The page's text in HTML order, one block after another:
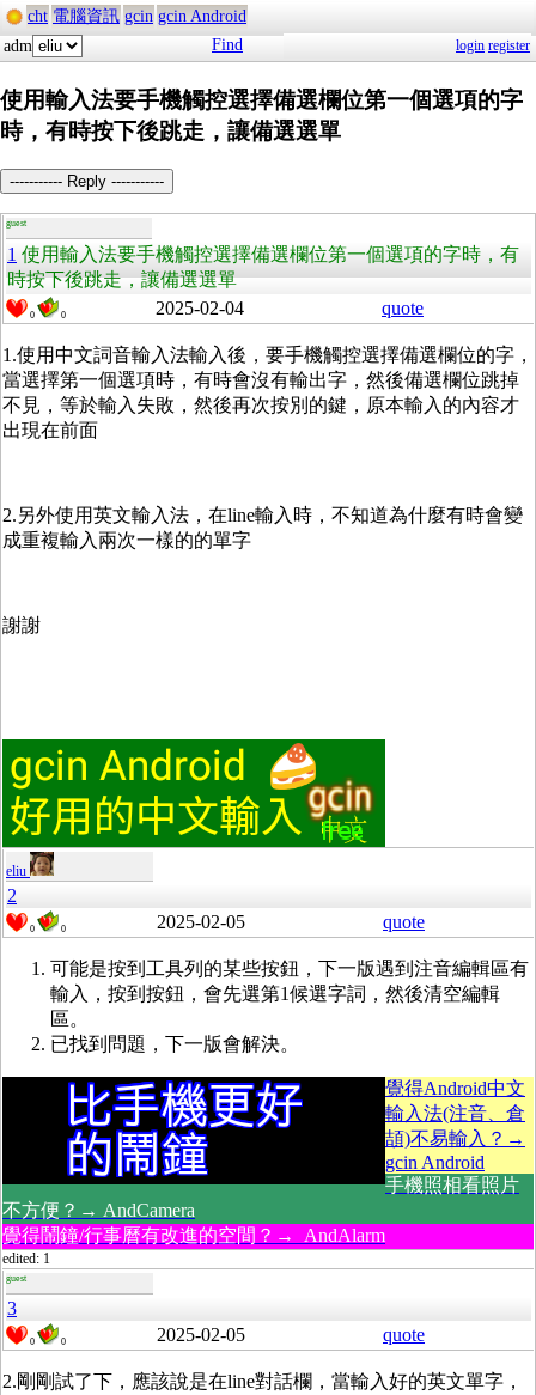
cht 電腦資訊 gcin gcin Android
adm
Find login register
使用輸入法要手機觸控選擇備選欄位第一個選項的字
時，有時按下後跳走，讓備選選單
----------- Reply -----------
guest
1 使用輸入法要手機觸控選擇備選欄位第一個選項的字時，有
時按下後跳走，讓備選選單
0 0 2025-02-04 quote
1.使用中文詞音輸入法輸入後，要手機觸控選擇備選欄位的字，
當選擇第一個選項時，有時會沒有輸出字，然後備選欄位跳掉
不見，等於輸入失敗，然後再次按別的鍵，原本輸入的內容才
出現在前面
2.另外使用英文輸入法，在line輸入時，不知道為什麼有時會變
成重複輸入兩次一樣的的單字
謝謝
eliu
2
0 0 2025-02-05 quote
可能是按到工具列的某些按鈕，下一版遇到注音編輯區有
輸入，按到按鈕，會先選第1候選字詞，然後清空編輯
區。
已找到問題，下一版會解決。
覺得Android中文
輸入法(注音、倉
頡)不易輸入？→
gcin Android
手機照相看照片
不方便？→ AndCamera
覺得鬧鐘/行事曆有改進的空間？→ AndAlarm
edited: 1
guest
3
0 0 2025-02-05 quote
2.剛剛試了下，應該說是在line對話欄，當輸入好的英文單字，